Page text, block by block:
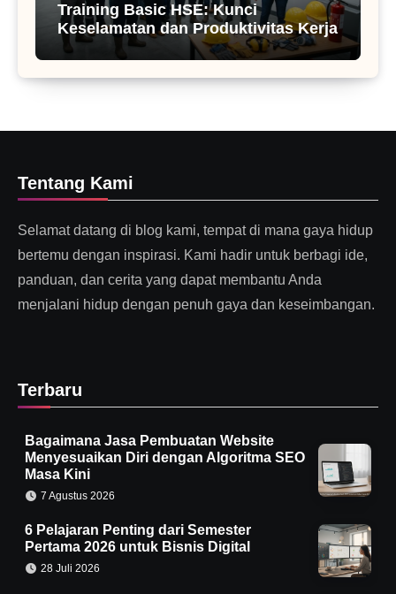
Training Basic HSE: Kunci
Keselamatan dan Produktivitas Kerja
Tentang Kami
Selamat datang di blog kami, tempat di mana gaya hidup
bertemu dengan inspirasi. Kami hadir untuk berbagi ide,
panduan, dan cerita yang dapat membantu Anda
menjalani hidup dengan penuh gaya dan keseimbangan.
Terbaru
Bagaimana Jasa Pembuatan Website
Menyesuaikan Diri dengan Algoritma SEO
Masa Kini
7 Agustus 2026
6 Pelajaran Penting dari Semester
Pertama 2026 untuk Bisnis Digital
28 Juli 2026